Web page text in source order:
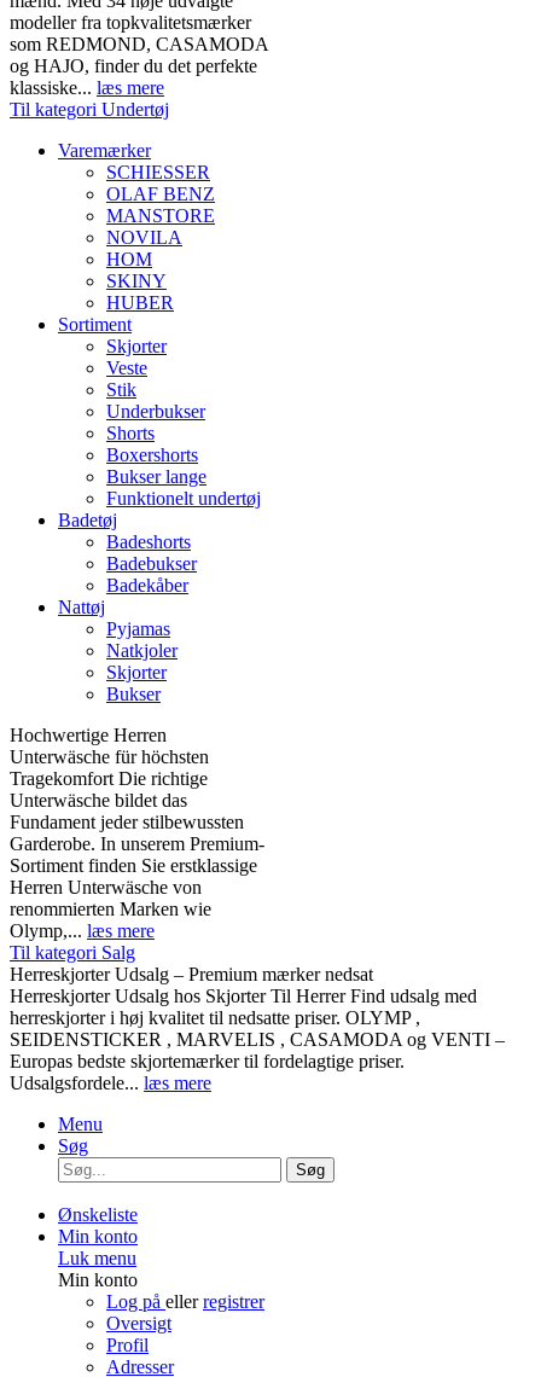
modeller fra topkvalitetsmærker
som REDMOND, CASAMODA
og HAJO, finder du det perfekte
klassiske... læs mere
Til kategori Undertøj
Varemærker
SCHIESSER
OLAF BENZ
MANSTORE
NOVILA
HOM
SKINY
HUBER
Sortiment
Skjorter
Veste
Stik
Underbukser
Shorts
Boxershorts
Bukser lange
Funktionelt undertøj
Badetøj
Badeshorts
Badebukser
Badekåber
Nattøj
Pyjamas
Natkjoler
Skjorter
Bukser
Hochwertige Herren
Unterwäsche für höchsten
Tragekomfort Die richtige
Unterwäsche bildet das
Fundament jeder stilbewussten
Garderobe. In unserem Premium-
Sortiment finden Sie erstklassige
Herren Unterwäsche von
renommierten Marken wie
Olymp,... læs mere
Til kategori Salg
Herreskjorter Udsalg – Premium mærker nedsat
Herreskjorter Udsalg hos Skjorter Til Herrer Find udsalg med
herreskjorter i høj kvalitet til nedsatte priser. OLYMP ,
SEIDENSTICKER , MARVELIS , CASAMODA og VENTI –
Europas bedste skjortemærker til fordelagtige priser.
Udsalgsfordele... læs mere
Menu
Søg
Søg
Ønskeliste
Min konto
Luk menu
Min konto
Log på ellerregistrer
Oversigt
Profil
Adresser